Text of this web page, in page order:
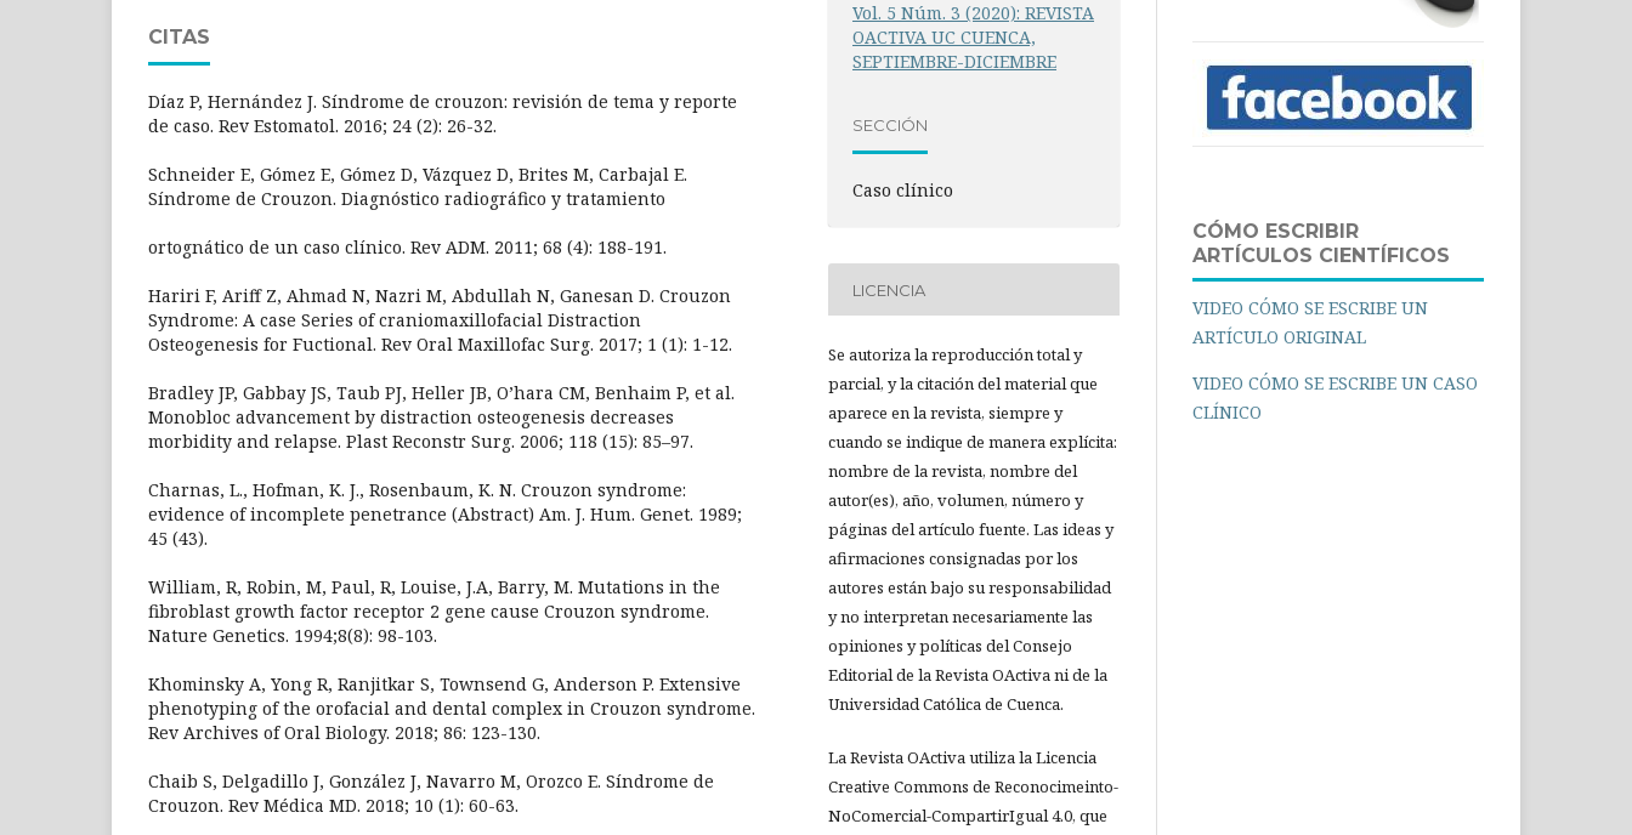
CITAS
Díaz P, Hernández J. Síndrome de crouzon: revisión de tema y reporte
de caso. Rev Estomatol. 2016; 24 (2): 26-32.
Schneider E, Gómez E, Gómez D, Vázquez D, Brites M, Carbajal E.
Síndrome de Crouzon. Diagnóstico radiográfico y tratamiento
ortognático de un caso clínico. Rev ADM. 2011; 68 (4): 188-191.
Hariri F, Ariff Z, Ahmad N, Nazri M, Abdullah N, Ganesan D. Crouzon
Syndrome: A case Series of craniomaxillofacial Distraction
Osteogenesis for Fuctional. Rev Oral Maxillofac Surg. 2017; 1 (1): 1-12.
Bradley JP, Gabbay JS, Taub PJ, Heller JB, O’hara CM, Benhaim P, et al.
Monobloc advancement by distraction osteogenesis decreases
morbidity and relapse. Plast Reconstr Surg. 2006; 118 (15): 85–97.
Charnas, L., Hofman, K. J., Rosenbaum, K. N. Crouzon syndrome:
evidence of incomplete penetrance (Abstract) Am. J. Hum. Genet. 1989;
45 (43).
William, R, Robin, M, Paul, R, Louise, J.A, Barry, M. Mutations in the
fibroblast growth factor receptor 2 gene cause Crouzon syndrome.
Nature Genetics. 1994;8(8): 98-103.
Khominsky A, Yong R, Ranjitkar S, Townsend G, Anderson P. Extensive
phenotyping of the orofacial and dental complex in Crouzon syndrome.
Rev Archives of Oral Biology. 2018; 86: 123-130.
Chaib S, Delgadillo J, González J, Navarro M, Orozco E. Síndrome de
Crouzon. Rev Médica MD. 2018; 10 (1): 60-63.
Vol. 5 Núm. 3 (2020): REVISTA
OACTIVA UC CUENCA,
SEPTIEMBRE-DICIEMBRE
SECCIÓN
Caso clínico
LICENCIA
Se autoriza la reproducción total y
parcial, y la citación del material que
aparece en la revista, siempre y
cuando se indique de manera explícita:
nombre de la revista, nombre del
autor(es), año, volumen, número y
páginas del artículo fuente. Las ideas y
afirmaciones consignadas por los
autores están bajo su responsabilidad
y no interpretan necesariamente las
opiniones y políticas del Consejo
Editorial de la Revista OActiva ni de la
Universidad Católica de Cuenca.
La Revista OActiva utiliza la Licencia
Creative Commons de Reconocimeinto-
NoComercial-CompartirIgual 4.0, que
CÓMO ESCRIBIR
ARTÍCULOS CIENTÍFICOS
VIDEO CÓMO SE ESCRIBE UN
ARTÍCULO ORIGINAL
VIDEO CÓMO SE ESCRIBE UN CASO
CLÍNICO